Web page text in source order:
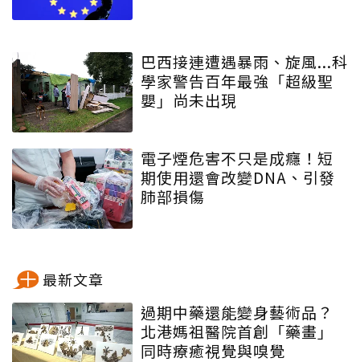
巴西接連遭遇暴雨、旋風...科
學家警告百年最強「超級聖
嬰」尚未出現
電子煙危害不只是成癮！短
期使用還會改變DNA、引發
肺部損傷
最新文章
過期中藥還能變身藝術品？
北港媽祖醫院首創「藥畫」
同時療癒視覺與嗅覺